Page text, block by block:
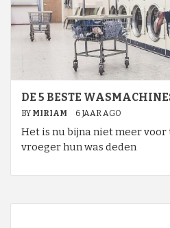
DE 5 BESTE
BY MIRIAM 6 JAAR AGO
Het is nu bijna niet meer
vroeger hun was deden